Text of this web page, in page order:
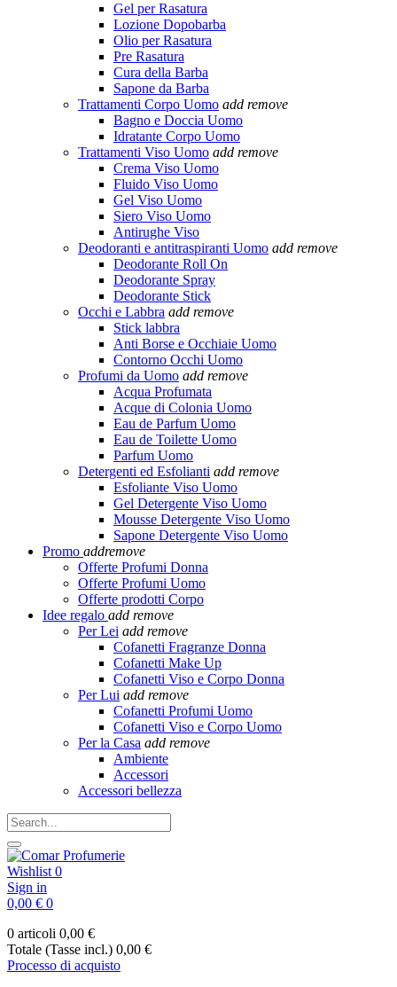
Gel per Rasatura
Lozione Dopobarba
Olio per Rasatura
Pre Rasatura
Cura della Barba
Sapone da Barba
Trattamenti Corpo Uomo add remove
Bagno e Doccia Uomo
Idratante Corpo Uomo
Trattamenti Viso Uomo add remove
Crema Viso Uomo
Fluido Viso Uomo
Gel Viso Uomo
Siero Viso Uomo
Antirughe Viso
Deodoranti e antitraspiranti Uomo add remove
Deodorante Roll On
Deodorante Spray
Deodorante Stick
Occhi e Labbra add remove
Stick labbra
Anti Borse e Occhiaie Uomo
Contorno Occhi Uomo
Profumi da Uomo add remove
Acqua Profumata
Acque di Colonia Uomo
Eau de Parfum Uomo
Eau de Toilette Uomo
Parfum Uomo
Detergenti ed Esfolianti add remove
Esfoliante Viso Uomo
Gel Detergente Viso Uomo
Mousse Detergente Viso Uomo
Sapone Detergente Viso Uomo
Promo addremove
Offerte Profumi Donna
Offerte Profumi Uomo
Offerte prodotti Corpo
Idee regalo add remove
Per Lei add remove
Cofanetti Fragranze Donna
Cofanetti Make Up
Cofanetti Viso e Corpo Donna
Per Lui add remove
Cofanetti Profumi Uomo
Cofanetti Viso e Corpo Uomo
Per la Casa add remove
Ambiente
Accessori
Accessori bellezza
Wishlist 0
Sign in
0,00 € 0
0 articoli 0,00 €
Totale (Tasse incl.) 0,00 €
Processo di acquisto